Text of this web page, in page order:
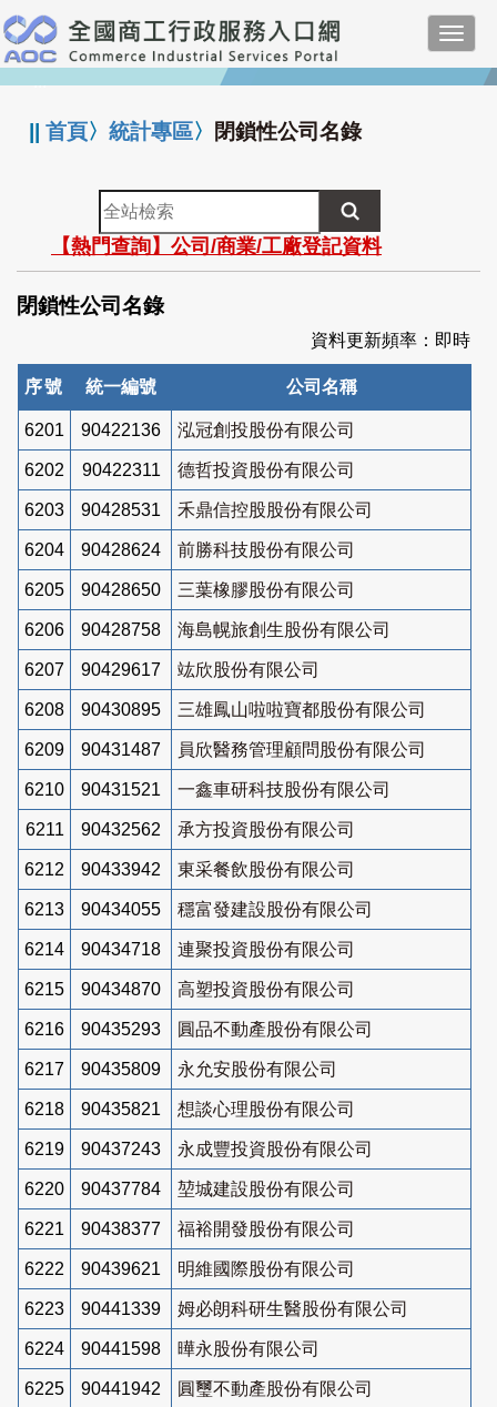
跳
到
主
要
:::
||首頁〉統計專區〉 閉鎖性公司名錄
全
站
檢
索
【熱門查詢】公司/商業/工廠登記資料
閉鎖性公司名錄
資料更新頻率：即時
序號 統一編號 公司名稱
6201 90422136 泓冠創投股份有限公司
6202 90422311 德哲投資股份有限公司
6203 90428531 禾鼎信控股股份有限公司
6204 90428624 前勝科技股份有限公司
6205 90428650 三葉橡膠股份有限公司
6206 90428758 海島幌旅創生股份有限公司
6207 90429617 竑欣股份有限公司
6208 90430895 三雄鳳山啦啦寶都股份有限公司
6209 90431487 員欣醫務管理顧問股份有限公司
6210 90431521 一鑫車研科技股份有限公司
6211 90432562 承方投資股份有限公司
6212 90433942 東采餐飲股份有限公司
6213 90434055 穩富發建設股份有限公司
6214 90434718 連聚投資股份有限公司
6215 90434870 高塑投資股份有限公司
6216 90435293 圓品不動產股份有限公司
6217 90435809 永允安股份有限公司
6218 90435821 想談心理股份有限公司
6219 90437243 永成豐投資股份有限公司
6220 90437784 堃城建設股份有限公司
6221 90438377 福裕開發股份有限公司
6222 90439621 明維國際股份有限公司
6223 90441339 姆必朗科研生醫股份有限公司
6224 90441598 曄永股份有限公司
6225 90441942 圓璽不動產股份有限公司